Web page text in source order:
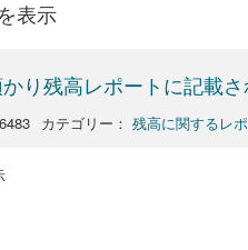
表示
り残高レポートに記載
カテゴリー： 残高に関するレ